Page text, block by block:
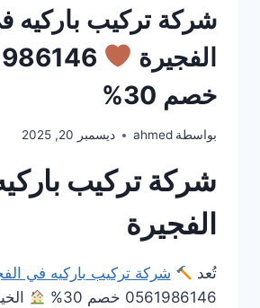
شركة تركيب باركيه
الفجيرة
خصم 30%
بواسطة ahmed ديسمبر 20, 2025
شركة تركيب
الفجيرة
تُعد
شركة تركيب باركيه في
0561986146 خصم 30%